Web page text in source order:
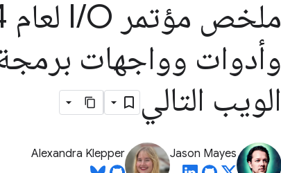
ملخص مؤتمر I /
وأدوات وواجهات
الويب التالي
Jason Mayes
Alexandra Klepper